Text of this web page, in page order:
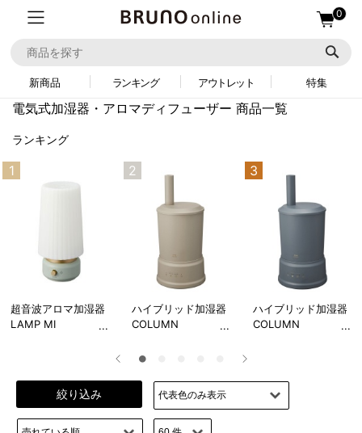
0
新商品 ランキング アウトレット 特集
電気式加湿器・アロマディフューザー 商品一覧
ランキング
1
超音波アロマ加湿器
LAMP MI
2
ハイブリッド加湿器
COLUMN
3
ハイブリッド加湿器
COLUMN
絞り込み